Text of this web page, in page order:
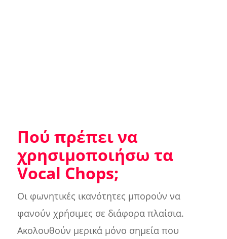
Πού πρέπει να
χρησιμοποιήσω τα
Vocal Chops;
Οι φωνητικές ικανότητες μπορούν να
φανούν χρήσιμες σε διάφορα πλαίσια.
Ακολουθούν μερικά μόνο σημεία που